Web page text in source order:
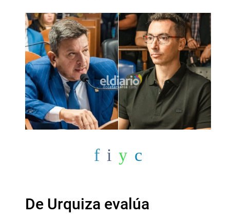
De Urquiza evalúa